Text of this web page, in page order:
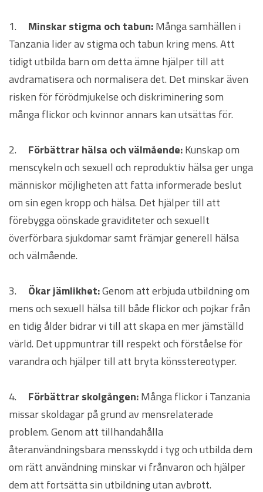
1. Minskar stigma och tabun:Många samhällen i
Tanzania lider av stigma och tabun kring mens. Att
tidigt utbilda barn om detta ämne hjälper till att
avdramatisera och normalisera det. Det minskar även
risken för förödmjukelse och diskriminering som
många flickor och kvinnor annars kan utsättas för.
2. Förbättrar hälsa och välmående:Kunskap om
menscykeln och sexuell och reproduktiv hälsa ger unga
människor möjligheten att fatta informerade beslut
om sin egen kropp och hälsa. Det hjälper till att
förebygga oönskade graviditeter och sexuellt
överförbara sjukdomar samt främjar generell hälsa
och välmående.
3. Ökar jämlikhet:Genom att erbjuda utbildning om
mens och sexuell hälsa till både flickor och pojkar från
en tidig ålder bidrar vi till att skapa en mer jämställd
värld. Det uppmuntrar till respekt och förståelse för
varandra och hjälper till att bryta könsstereotyper.
4. Förbättrar skolgången:Många flickor i Tanzania
missar skoldagar på grund av mensrelaterade
problem. Genom att tillhandahålla
återanvändningsbara mensskydd i tyg och utbilda dem
om rätt användning minskar vi frånvaron och hjälper
dem att fortsätta sin utbildning utan avbrott.